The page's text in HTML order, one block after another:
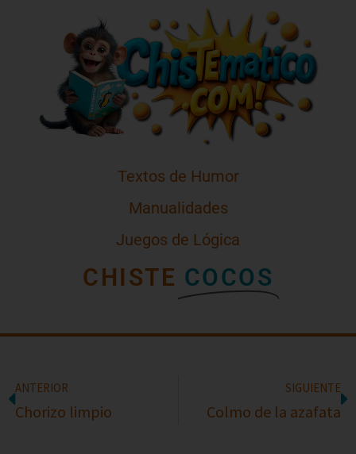
Textos de Humor
Manualidades
Juegos de Lógica
CHISTE COCOS
ANTERIOR
Chorizo limpio
SIGUIENTE
Colmo de la azafata